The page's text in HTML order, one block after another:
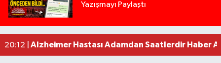
Yazışmayı Paylaştı
13:00 |Yığılca'da kardeşler arasındaki silahlı kavgada
12:48 |Tur teknesi çalışanlarının birbirine girdiği kavga
20:12 | Alzheimer Hastası Adamdan Saatlerdir Haber
19:22 |Komşuda haber alınamayan kadın evinde ölü